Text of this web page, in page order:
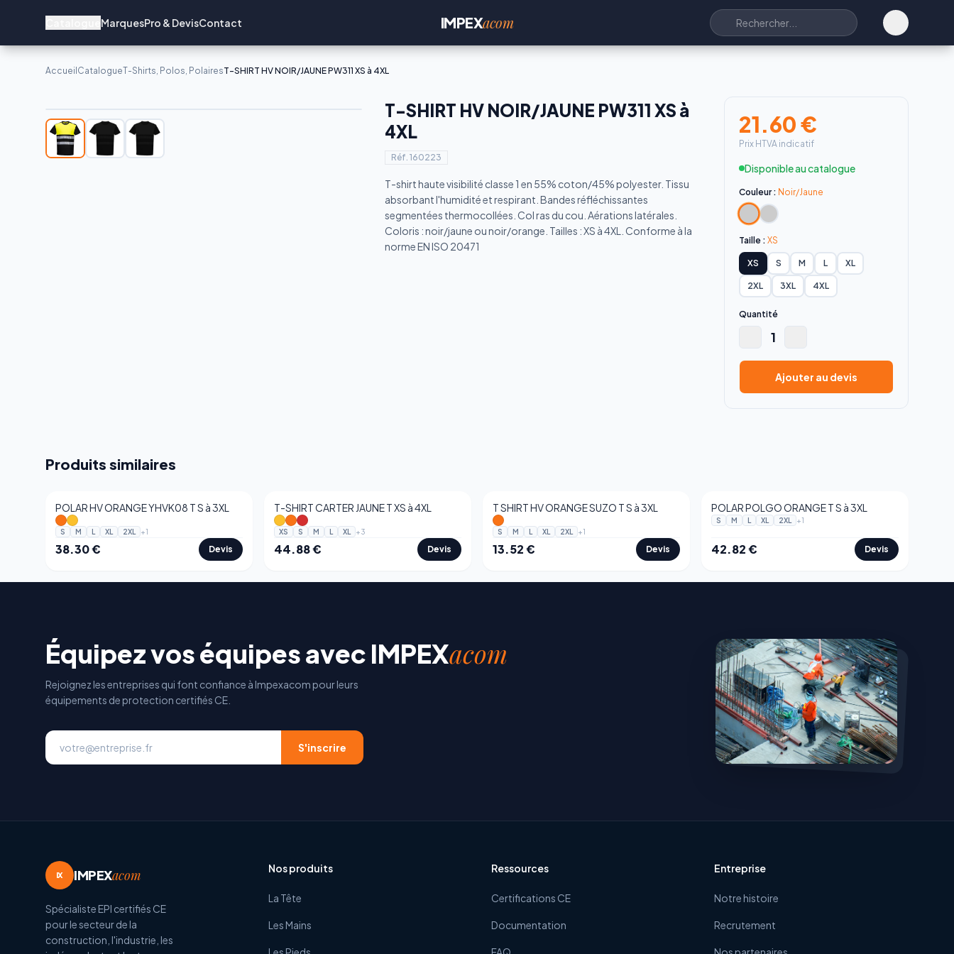
MarquesPro & DevisContact IMPEXacom
Accueil CatalogueT-Shirts, Polos, PolairesT-SHIRT HV NOIR/JAUNE PW311 XS à 4XL
T-SHIRT HV NOIR/JAUNE PW311 XS à
4XL
Réf. 160223
T-shirt haute visibilité classe 1 en 55% coton/45% polyester. Tissu
absorbant l'humidité et respirant. Bandes réfléchissantes
segmentées thermocollées. Col ras du cou. Aérations latérales.
Coloris : noir/jaune ou noir/orange. Tailles : XS à 4XL. Conforme à la
norme EN ISO 20471
21.60€
Prix HTVA indicatif
Disponible au catalogue
Couleur : Noir/Jaune
Taille : XS
XS S M L XL
2XL 3XL 4XL
Quantité
1
Ajouter au devis
Produits similaires
POLAR HV ORANGE YHVK08 T S à 3XL
S M L XL 2XL +1
38.30€ Devis
T-SHIRT CARTER JAUNE T XS à 4XL
XS S M L XL +3
44.88€ Devis
T SHIRT HV ORANGE SUZO T S à 3XL
S M L XL 2XL +1
13.52€ Devis
POLAR POLGO ORANGE T S à 3XL
S M L XL 2XL +1
42.82€ Devis
Équipez vos équipes avec IMPEXacom
Rejoignez les entreprises qui font confiance à Impexacom pour leurs
équipements de protection certifiés CE.
S'inscrire
IX IMPEXacom
Spécialiste EPI certifiés CE
pour le secteur de la
construction, l'industrie, les
Nos produits
La Tête
Les Mains
Ressources
Certifications CE
Documentation
Entreprise
Notre histoire
Recrutement